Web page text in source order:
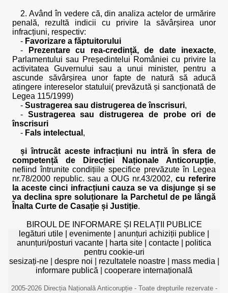
2. Având în vedere că, din analiza actelor de urmărire
penală, rezultă indicii cu privire la săvârșirea unor
infracțiuni, respectiv:
- Favorizare a făptuitorului
-
Prezentare cu rea-credință, de date inexacte,
Parlamentului sau Președintelui României cu privire la
activitatea Guvernului sau a unui minister, pentru a
ascunde săvârșirea unor fapte de natură să aducă
atingere intereselor statului( prevăzută și sancționată de
Legea 115/1999)
- Sustragerea sau distrugerea de înscrisuri,
- Sustragerea sau distrugerea de probe ori de
înscrisuri
- Fals intelectual ,
și întrucât aceste infracțiuni nu intră în sfera de
competență de Direcției Naționale Anticorupție,
nefiind întrunite condițiile specifice prevăzute în Legea
nr.78/2000 republic. sau a OUG nr.43/2002,cu referire
la aceste cinci infracțiuni cauza se va disjunge și se
va declina spre soluționare la Parchetul de pe lângă
Înalta Curte de Casație și Justiție.
BIROUL DE INFORMARE ȘI RELAȚII PUBLICE
legături utile
evenimente anunțuri achiziții publice
anunțuri/posturi vacante
harta site contacte
politica
pentru cookie-uri
sesizați-ne| despre noi rezultatele noastre| mass media
informare publică
cooperare internațională
2005-2026 Direcția Națională Anticorupție - Toate drepturile rezervate -